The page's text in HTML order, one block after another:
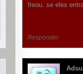
freou. se eles
Responder